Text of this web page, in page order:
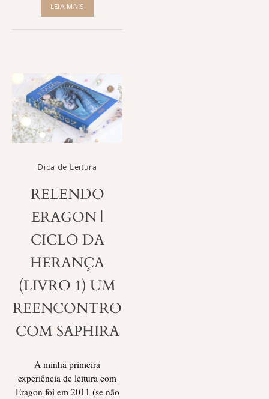
LEIA MAIS
Dica de Leitura
RELENDO
ERAGON |
CICLO DA
HERANÇA
(LIVRO 1) UM
REENCONTRO
COM SAPHIRA
A minha primeira
experiência de leitura com
Eragon foi em 2011 (se não